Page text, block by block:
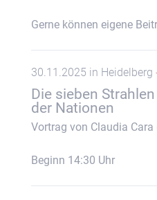
Gerne können eigene
30.11.2025 in Heidelberg
Die sieben
der Nationen
Vortrag von Claudia Cara
Beginn 14:30 Uhr